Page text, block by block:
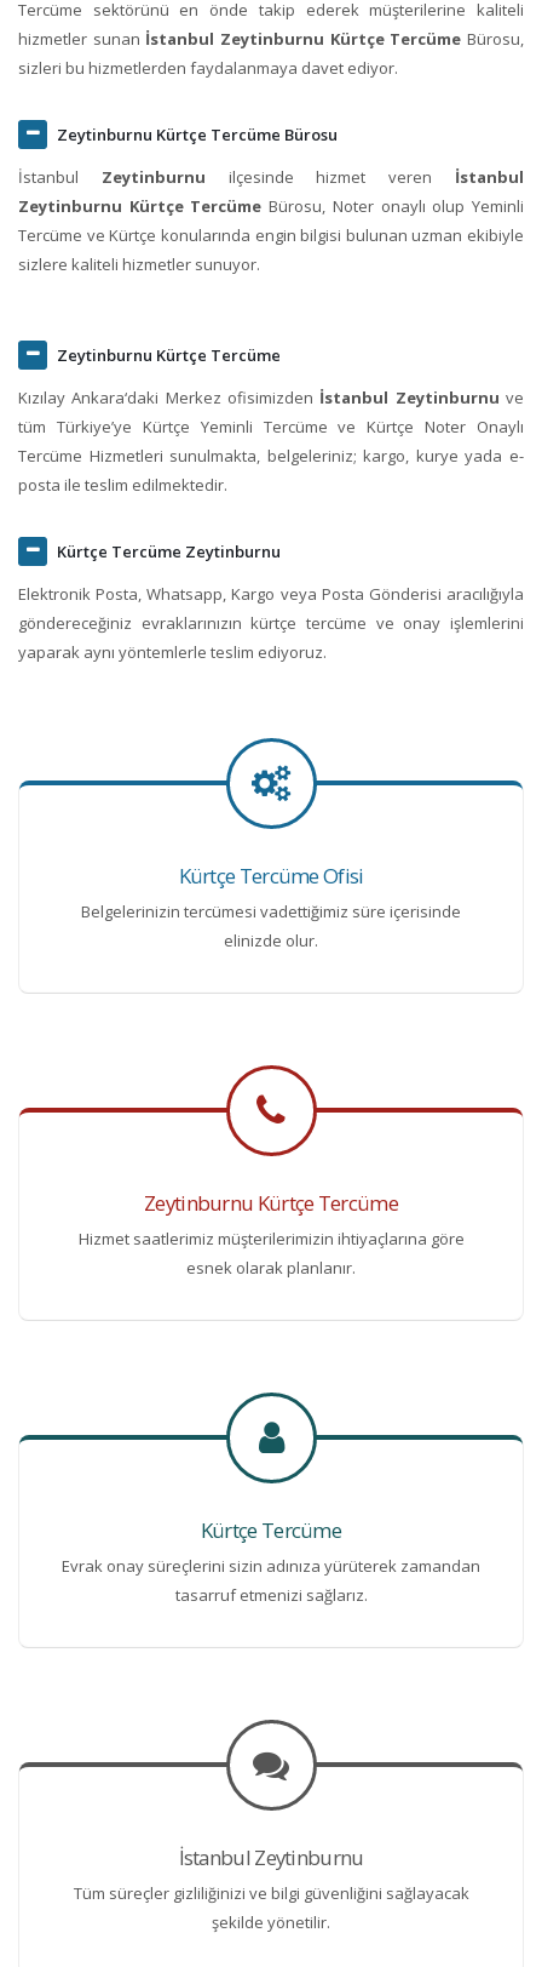
Tercüme sektörünü en önde takip ederek müşterilerine kaliteli
hizmetler sunan İstanbul Zeytinburnu Kürtçe Tercüme Bürosu,
sizleri bu hizmetlerden faydalanmaya davet ediyor.
Zeytinburnu Kürtçe Tercüme Bürosu
İstanbul Zeytinburnu ilçesinde hizmet veren İstanbul
Zeytinburnu Kürtçe Tercüme Bürosu, Noter onaylı olup Yeminli
Tercüme ve Kürtçe konularında engin bilgisi bulunan uzman ekibiyle
sizlere kaliteli hizmetler sunuyor.
Zeytinburnu Kürtçe Tercüme
Kızılay Ankara‘daki Merkez ofisimizden İstanbul Zeytinburnu ve
tüm Türkiye’ye Kürtçe Yeminli Tercüme ve Kürtçe Noter Onaylı
Tercüme Hizmetleri sunulmakta, belgeleriniz; kargo, kurye yada e-
posta ile teslim edilmektedir.
Kürtçe Tercüme Zeytinburnu
Elektronik Posta, Whatsapp, Kargo veya Posta Gönderisi aracılığıyla
göndereceğiniz evraklarınızın kürtçe tercüme ve onay işlemlerini
yaparak aynı yöntemlerle teslim ediyoruz.
Kürtçe Tercüme Ofisi
Belgelerinizin tercümesi vadettiğimiz süre içerisinde
elinizde olur.
Zeytinburnu Kürtçe Tercüme
Hizmet saatlerimiz müşterilerimizin ihtiyaçlarına göre
esnek olarak planlanır.
Kürtçe Tercüme
Evrak onay süreçlerini sizin adınıza yürüterek zamandan
tasarruf etmenizi sağlarız.
İstanbul Zeytinburnu
Tüm süreçler gizliliğinizi ve bilgi güvenliğini sağlayacak
şekilde yönetilir.